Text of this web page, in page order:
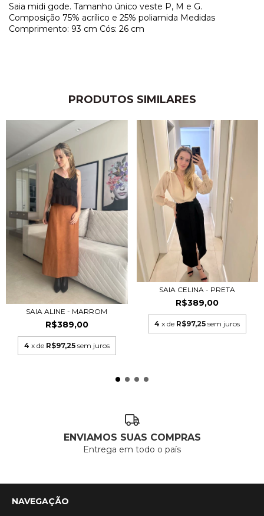
Saia midi gode. Tamanho único veste P, M e G.
Composição 75% acrílico e 25% poliamida Medidas
Comprimento: 93 cm Cós: 26 cm
PRODUTOS SIMILARES
SAIA ALINE - MARROM
R$389,00
4 x de R$97,25 sem juros
SAIA CELINA - PRETA
R$389,00
4 x de R$97,25 sem juros
ENVIAMOS SUAS COMPRAS
Entrega em todo o país
NAVEGAÇÃO